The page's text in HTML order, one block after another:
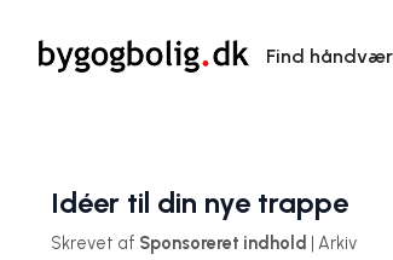
Find
Idéer til din nye trappe
Skrevet af Sponsoreret indhold | Arkiv